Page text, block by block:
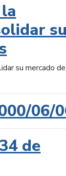
su mercado de
06/
de